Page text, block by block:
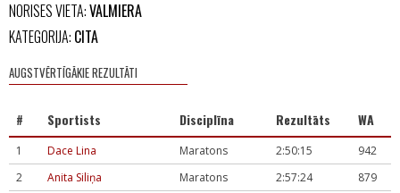
NORISES VIETA:VALMIERA
KATEGORIJA: CITA
AUGSTVĒRTĪGĀKIE REZULTĀTI
# Sportists Disciplīna Rezultāts WA
1 Dace Lina Maratons 2:50:15
942
2
Anita Siliņa Maratons 2:57:24
879